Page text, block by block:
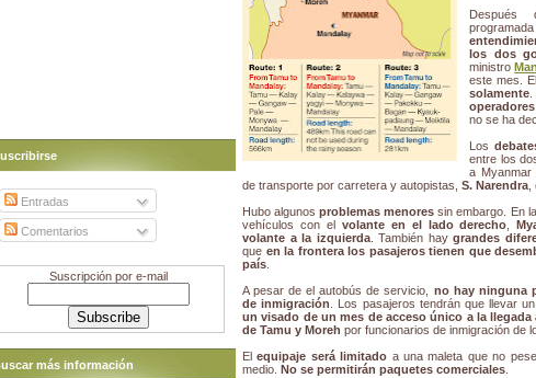
Después
los dos
ministro
este mes.
solamente
no se ha
Los
entre los
a Myanmar
de transporte por carretera y autopistas, S. Narendra
Hubo algunosproblemas menores sin embargo. En la
vehículos con el volante en el lado derecho ,
volante a la izquierda. También haygrandes
que en la frontera los pasajeros tienen que
país
A pesar de el autobús de servicio, no hay ninguna
de inmigración . Los pasajeros tendrán que llevar
un visado de un mes de acceso único a la
de Tamu y Moreh por funcionarios de inmigración de
Elequipaje será limitado a una maleta que no
medio. No se permitirán paquetes comerciales
Entradas
Comentarios
Suscripción por e-mail
más información